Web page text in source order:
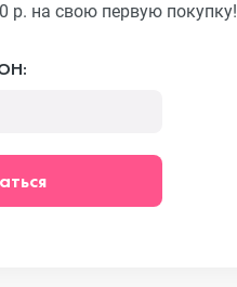
р. на свою первую покупку!